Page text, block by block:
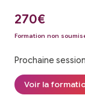
270€
Formation non
Prochaine
Voir la